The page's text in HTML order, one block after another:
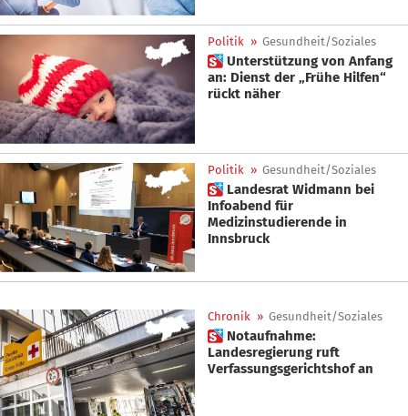
Politik » Gesundheit/Soziales
 Unterstützung von Anfang
an: Dienst der „Frühe Hilfen“
rückt näher
Politik » Gesundheit/Soziales
 Landesrat Widmann bei
Infoabend für
Medizinstudierende in
Innsbruck
Chronik » Gesundheit/Soziales
 Notaufnahme:
Landesregierung ruft
Verfassungsgerichtshof an